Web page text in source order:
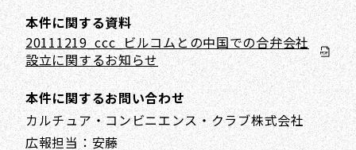
本件に関する資料
20111219_ccc_ビルコムとの中国での合弁会社
設立に関するお知らせ
本件に関するお問い合わせ
カルチュア・コンビニエンス・クラブ株式会社
広報担当：安藤